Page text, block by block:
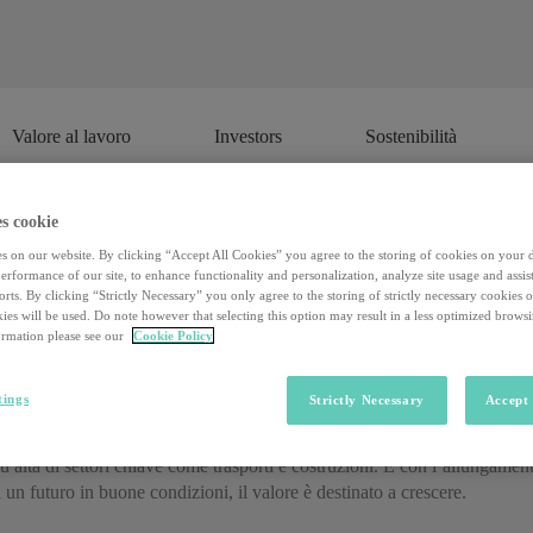
Valore al lavoro Investors Sostenibilità
il futuro del lavoro si trova
servizi sanitari e di cura rivolti alle persone, dai malati ai disabili fino
e anche il settore dell’assistenza personale. Dal privato al
alta di settori chiave come trasporti e costruzioni. E con
futuro in buone condizioni, il valore è destinato a crescere.
cookie
on our website. By clicking “Accept All Cookies” you agree to the storing of cookies on your
of our site, to enhance functionality and personalization, analyze site usage and
By clicking “Strictly Necessary” you only agree to the storing of strictly necessary cookies
will be used. Do note however that selecting this option may result in a less optimized
please see our
Cookie Policy
Strictly Necessary Accept